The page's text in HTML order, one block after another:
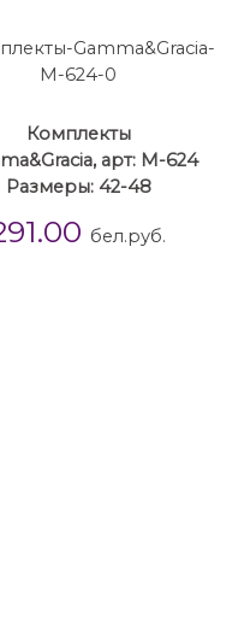
Комплекты
арт: М-624
Размеры: 42-48
бел.руб.